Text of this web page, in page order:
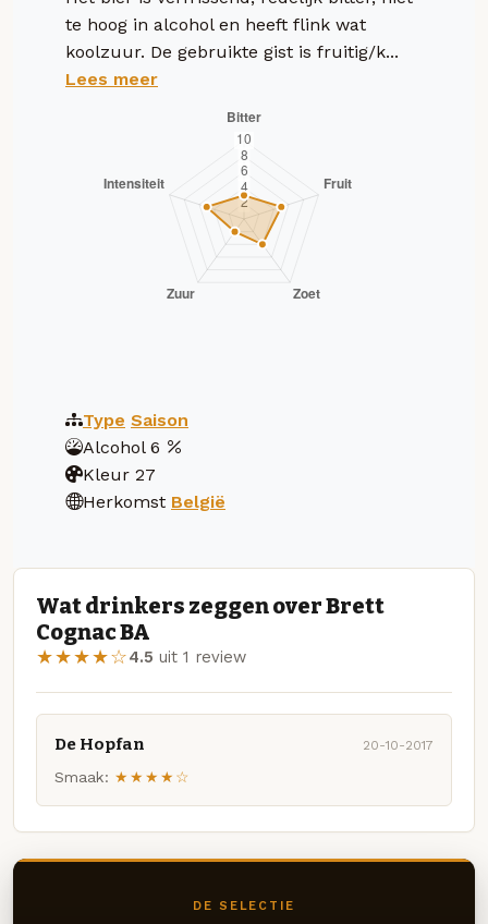
te hoog in alcohol en heeft flink wat
koolzuur. De gebruikte gist is fruitig/k...
Lees meer
Type Saison
Alcohol 6
Kleur 27
Herkomst België
Wat drinkers zeggen over Brett
Cognac BA
★★★★☆4.5 uit 1 review
De Hopfan 20-10-2017
Smaak: ★★★★☆
DE SELECTIE